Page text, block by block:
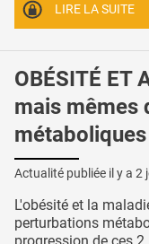
LIRE LA SUITE
OBÉSITÉ ET
mais mêmes
métaboliques
Actualité publiée il y a 2
L'obésité et la
perturbations